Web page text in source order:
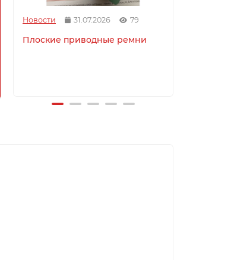
Новости 31.07.2026 79
Плоские приводные ремни